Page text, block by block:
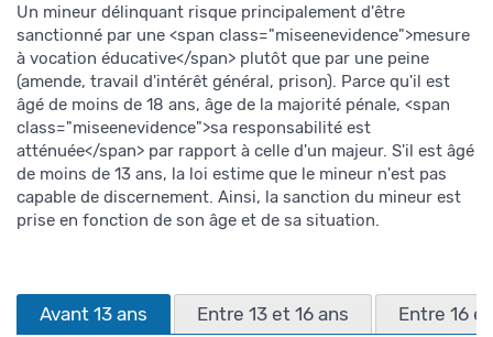
Un mineur délinquant risque principalement d'être
sanctionné par une <span class="miseenevidence">mesure
à vocation éducative</span> plutôt que par une peine
(amende, travail d'intérêt général, prison). Parce qu'il est
âgé de moins de 18 ans, âge de la majorité pénale, <span
class="miseenevidence">sa responsabilité est
atténuée</span> par rapport à celle d'un majeur. S'il est âgé
de moins de 13 ans, la loi estime que le mineur n'est pas
capable de discernement. Ainsi, la sanction du mineur est
prise en fonction de son âge et de sa situation.
Avant 13 ans Entre 13 et 16 ans Entre 16